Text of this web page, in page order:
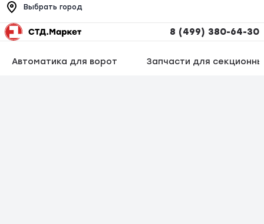
Выбрать город
8 (499) 380-64-30
Автоматика для ворот Запчасти для